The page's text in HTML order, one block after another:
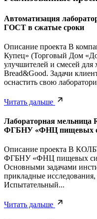
Автоматизация
ГОСТ в сжатые сроки
Описание проекта В
Купец» (Торговый Дом
улучшителей и смесей для
Bread&Good. Задачи
оснастить свою
Читать дальше
Лабораторная
ФГБНУ «ФНЦ пищевых
Описание проекта В
ФГБНУ «ФНЦ пищевых
Основными задачами
прикладные исследования,
Испытательный...
Читать дальше